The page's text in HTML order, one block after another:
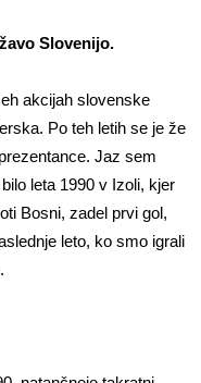
Slovenijo.
akcijah slovenske
Po teh letih se je že
Jaz sem
leta 1990 v Izoli, kjer
Bosni, zadel prvi gol,
leto, ko smo igrali